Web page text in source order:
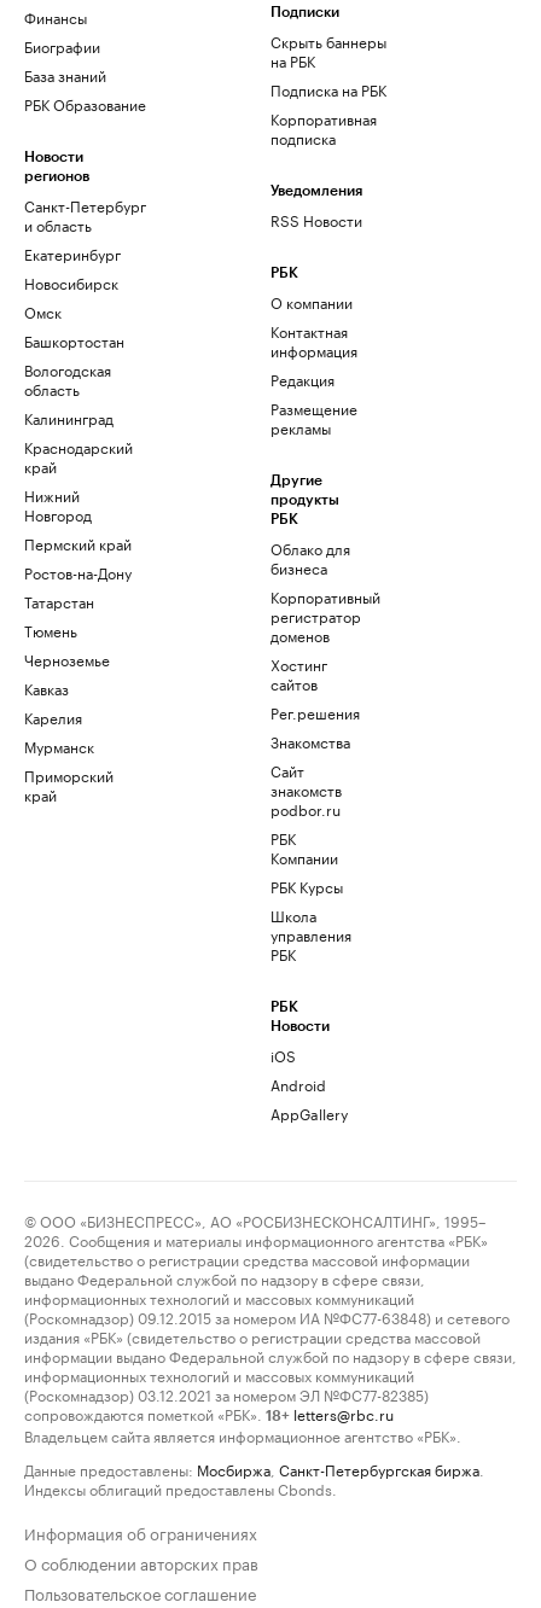
Финансы
Биографии
База знаний
РБК Образование
Новости
регионов
Санкт-Петербург
и область
Екатеринбург
Новосибирск
Омск
Башкортостан
Вологодская
область
Калининград
Краснодарский
край
Нижний
Новгород
Пермский край
Ростов-на-Дону
Татарстан
Тюмень
Черноземье
Кавказ
Карелия
Мурманск
Приморский
край
Подписки
Скрыть баннеры
на РБК
Подписка на РБК
Корпоративная
подписка
Уведомления
RSS Новости
РБК
О компании
Контактная
информация
Редакция
Размещение
рекламы
Другие
продукты
РБК
Облако для
бизнеса
Корпоративный
регистратор
доменов
Хостинг
сайтов
Рег.решения
Знакомства
Сайт
знакомств
podbor.ru
РБК
Компании
РБК Курсы
Школа
управления
РБК
РБК
Новости
iOS
Android
AppGallery
© ООО «БИЗНЕСПРЕСС», АО «РОСБИЗНЕСКОНСАЛТИНГ», 1995–
2026. Сообщения и материалы информационного агентства «РБК»
(свидетельство о регистрации средства массовой информации
выдано Федеральной службой по надзору в сфере связи,
информационных технологий и массовых коммуникаций
(Роскомнадзор) 09.12.2015 за номером ИА №ФС77-63848) и сетевого
издания «РБК» (свидетельство о регистрации средства массовой
информации выдано Федеральной службой по надзору в сфере связи,
информационных технологий и массовых коммуникаций
(Роскомнадзор) 03.12.2021 за номером ЭЛ №ФС77-82385)
сопровождаются пометкой «РБК».
18+ letters@rbc.ru
Владельцем сайта является информационное агентство «РБК».
Данные предоставлены: Мосбиржа Санкт-Петербургская биржа
Индексы облигаций предоставлены Cbonds.
Информация об ограничениях
О соблюдении авторских прав
Пользовательское соглашение